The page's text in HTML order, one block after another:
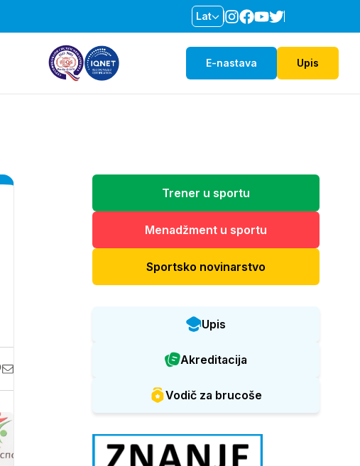
Lat
E-nastava Upis
Trener u sportu
Menadžment u sportu
Sportsko novinarstvo
Upis
Akreditacija
Vodič za brucoše